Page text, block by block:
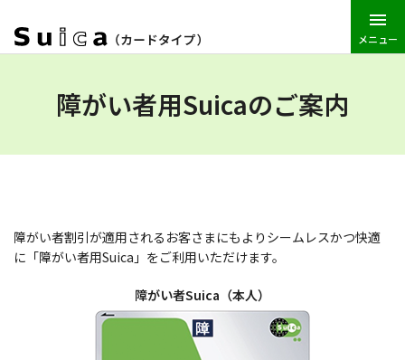
メニュー
障がい者用Suicaのご案内
障がい者割引が適用されるお客さまにもよりシームレスかつ快適
に「障がい者用Suica」をご利用いただけます。
障がい者Suica（本人）